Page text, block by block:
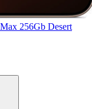
256Gb Desert